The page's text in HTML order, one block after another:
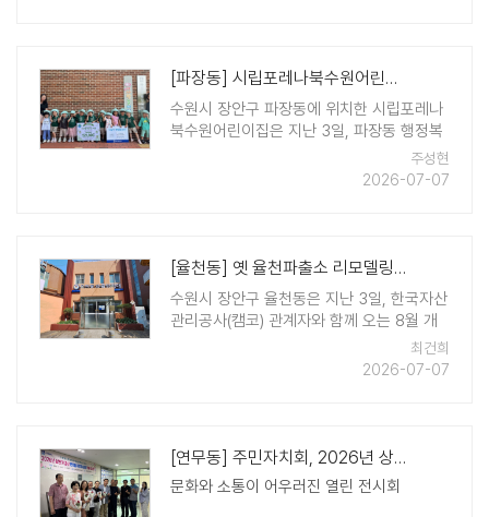
[파장동] 시립포레나북수원어린이집 "아나바다" 수익금 전액 이웃사랑 성금 기..
수원시 장안구 파장동에 위치한 시립포레나
북수원어린이집은 지난 3일, 파장동 행정복
지센터를 방문해 아나바다 행사 수익금 52
만원을 기탁하며 이웃사랑 나눔을 실천했다.
주성현
2026-07-07
[율천동] 옛 율천파출소 리모델링 '나라On 율천마을복합센터' 개소 앞두고 ..
수원시 장안구 율천동은 지난 3일, 한국자산
관리공사(캠코) 관계자와 함께 오는 8월 개
소를 앞둔 '나라ON 율천마을복합센터' 공사
현장을 점검했다. '나라ON 율천마을복합센
최건희
2026-07-07
[연무동] 주민자치회, 2026년 상반기 결산 주민자치센터 작품 전시회 개최
문화와 소통이 어우러진 열린 전시회